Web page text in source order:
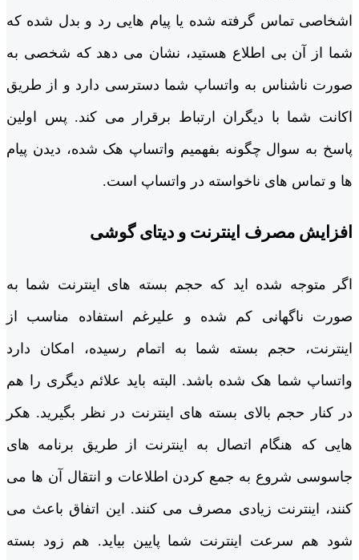
اشخاصی تماس گرفته شده یا پیام ‌هایی رد و بدل شده که
شما از آن بی‌ اطلاع هستید، نشان می‌ دهد که شخصی به
صورت ناشناس به واتساپ شما دسترسی دارد و از طریق
اکانت شما با دیگران ارتباط برقرار می ‌کند. پس اولین
پاسخ به سوال چگونه بفهمیم واتساپ هک شده، دیدن پیام
‌ها و تماس ‌های ناخواسته در واتساپ است.
افزایش مصرف اینترنت و دیتای گوشی
اگر متوجه شده ‌اید که حجم بسته‌ های اینترنت شما به
صورت ناگهانی کم شده و علیرغم استفاده مناسب از
اینترنت، حجم بسته شما به اتمام رسیده، امکان دارد
واتساپ شما هک شده باشد. البته باید علائم دیگری را هم
در کنار حجم بالای بسته ‌های اینترنت در نظر بگیرید. هکر
هایی که هنگام اتصال به اینترنت از طریق برنامه ‌های
جاسوسی شروع به جمع کردن اطلاعات و انتقال آن ها می
‌کنند، اینترنت زیادی مصرف می ‌کنند. این اتفاق باعث می
‌شود هم سرعت اینترنت شما پایین بیاید. هم زود بسته